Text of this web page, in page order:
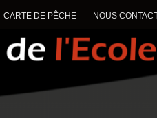
CARTE DE PÊCHE NOUS